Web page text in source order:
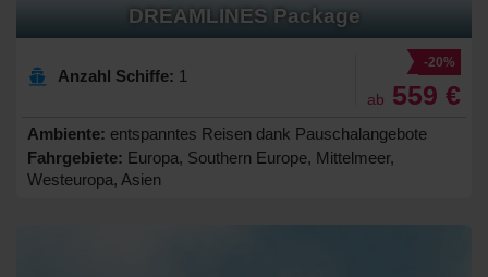
DREAMLINES Package
Anzahl Schiffe: 1
-20%
ab 559 €
Ambiente: entspanntes Reisen dank Pauschalangebote
Fahrgebiete: Europa, Southern Europe, Mittelmeer,
Westeuropa, Asien